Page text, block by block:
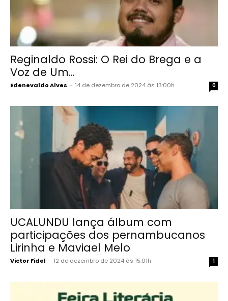
Reginaldo Rossi: O Rei do Brega e a
Voz de Um...
Edenevaldo Alves - 14 de dezembro de 2024 às 13:00h 0
UCALUNDU lança álbum com
participações dos pernambucanos
Lirinha e Maviael Melo
Victor Fidel - 12 de dezembro de 2024 às 15:01h 1